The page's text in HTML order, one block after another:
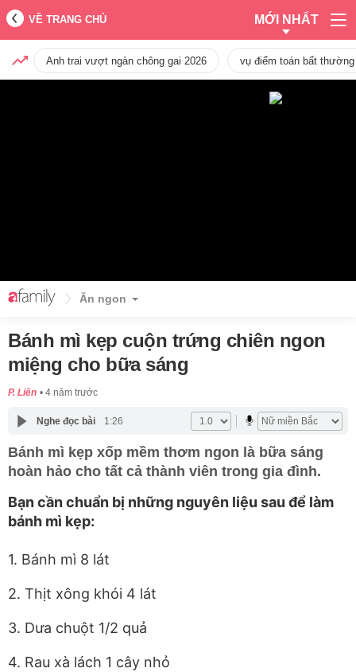
VỀ TRANG CHỦ MỚI NHẤT
Anh trai vượt ngàn chông gai 2026 vụ điểm toán bất
Ăn ngon
Bánh mì kẹp cuộn trứng chiên ngon
miệng cho bữa sáng
P. Liên 4 năm trước
Nghe đọc bài 1:26
Bánh mì kẹp xốp mềm thơm ngon là bữa sáng
hoàn hảo cho tất cả thành viên trong gia đình.
Bạn cần chuẩn bị những nguyên liệu sau để làm
bánh mì kẹp:
1. Bánh mì 8 lát
2. Thịt xông khói 4 lát
3. Dưa chuột 1/2 quả
4. Rau xà lách 1 cây nhỏ